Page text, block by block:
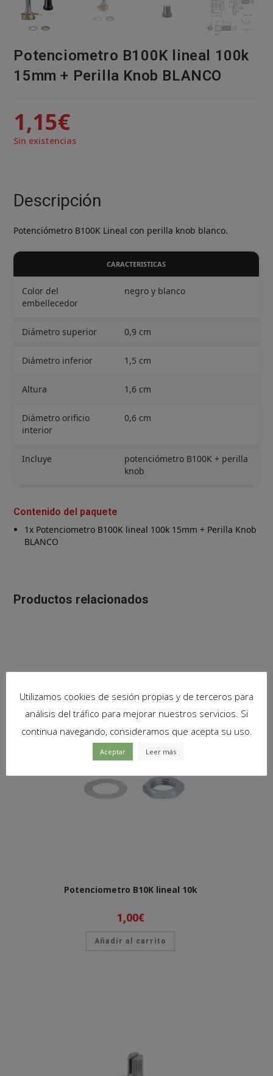
Potenciometro B100K lineal 100k
15mm + Perilla Knob BLANCO
1,15€
Sin existencias
Descripción
Potenciómetro B100K Lineal con perilla knob blanco.
CARACTERISTICAS
Color del
embellecedor
negro y blanco
Diámetro superior 0,9 cm
Diámetro inferior 1,5 cm
Altura 1,6 cm
Diámetro orificio
interior
0,6 cm
Incluye
potenciómetro B100K + perilla
knob
Contenido del paquete
1x Potenciometro B100K lineal 100k 15mm + Perilla Knob
BLANCO
Productos relacionados
Potenciometro B10K lineal 10k
1,00€
Añadir al carrito
Utilizamos cookies de sesión propias y de terceros para
análisis del tráfico para mejorar nuestros servicios. Si
continua navegando, consideramos que acepta su uso.
Aceptar Leer más